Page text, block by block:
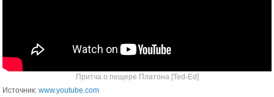
Притча о пещере Платона [Ted-Ed]
Источник: www.youtube.com